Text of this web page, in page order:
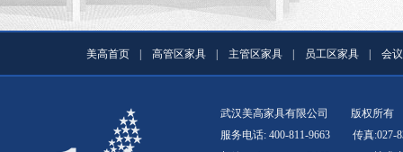
美高首页 高管区家具 主管区家具 员工区家具 会
武汉美高家具有限公司
版权所有
服务电话: 400-811-9663
传真:027-